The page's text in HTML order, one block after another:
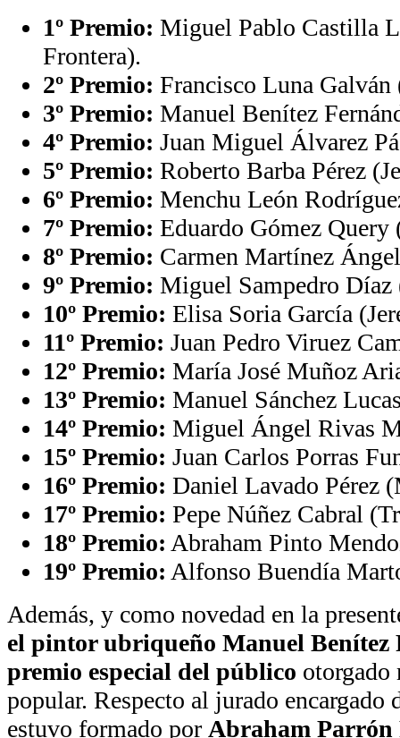
1º Premio: Miguel Pablo Castilla
Frontera).
2º Premio: Francisco Luna Galván
3º Premio: Manuel Benítez
4º Premio: Juan Miguel Álvarez
5º Premio: Roberto Barba Pérez
6º Premio: Menchu León
7º Premio: Eduardo Gómez
8º Premio: Carmen Martínez
9º Premio: Miguel Sampedro
10º Premio: Elisa Soria García
11º Premio: Juan Pedro Viruez
12º Premio: María José Muñoz
13º Premio: Manuel Sánchez
14º Premio: Miguel Ángel Rivas
15º Premio: Juan Carlos Porras
16º Premio: Daniel Lavado Pérez
17º Premio: Pepe Núñez Cabral
18º Premio: Abraham Pinto
19º Premio: Alfonso Buendía
Además, y como novedad en la
el pintor ubriqueño Manuel Benítez
premio especial del público otorgado
popular. Respecto al jurado encargado
estuvo formado por Abraham Parrón